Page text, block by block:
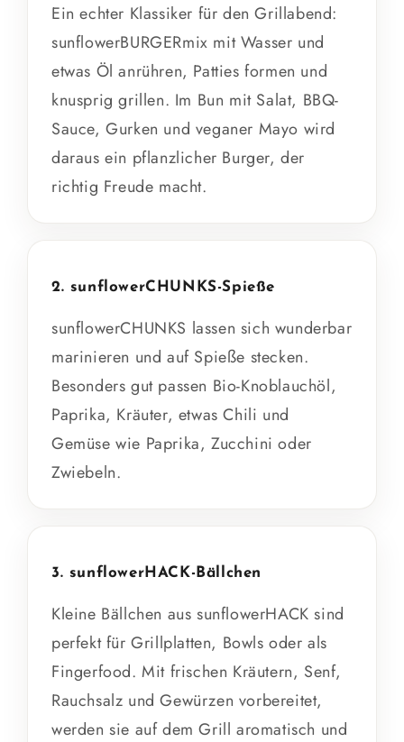
Ein echter Klassiker für den Grillabend:
sunflowerBURGERmix mit Wasser und
etwas Öl anrühren, Patties formen und
knusprig grillen. Im Bun mit Salat, BBQ-
Sauce, Gurken und veganer Mayo wird
daraus ein pflanzlicher Burger, der
richtig Freude macht.
2. sunflowerCHUNKS-Spieße
sunflowerCHUNKS lassen sich wunderbar
marinieren und auf Spieße stecken.
Besonders gut passen Bio-Knoblauchöl,
Paprika, Kräuter, etwas Chili und
Gemüse wie Paprika, Zucchini oder
Zwiebeln.
3. sunflowerHACK-Bällchen
Kleine Bällchen aus sunflowerHACK sind
perfekt für Grillplatten, Bowls oder als
Fingerfood. Mit frischen Kräutern, Senf,
Rauchsalz und Gewürzen vorbereitet,
werden sie auf dem Grill aromatisch und